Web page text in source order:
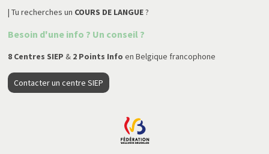
| Tu recherches un COURS DE LANGUE?
Besoin d'une info ? Un conseil ?
8 Centres SIEP & 2 Points Info en Belgique francophone
Contacter un centre SIEP